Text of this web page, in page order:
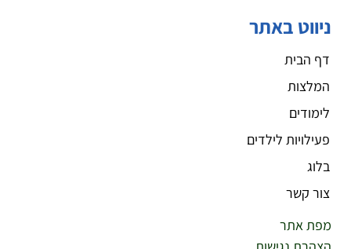
ניווט באתר
דף הבית
המלצות
לימודים
פעילויות לילדים
בלוג
צור קשר
מפת אתר